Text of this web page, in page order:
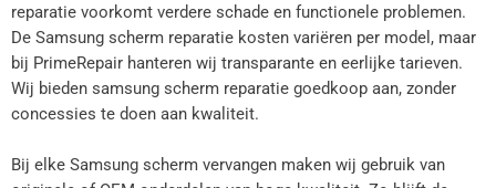
reparatie voorkomt verdere schade en functionele problemen.
De Samsung scherm reparatie kosten variëren per model, maar
bij PrimeRepair hanteren wij transparante en eerlijke tarieven.
Wij bieden samsung scherm reparatie goedkoop aan, zonder
concessies te doen aan kwaliteit.
Bij elke Samsung scherm vervangen maken wij gebruik van